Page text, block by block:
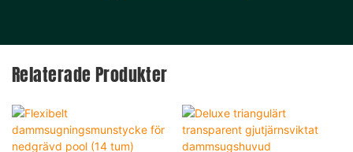
Relaterade Produkter